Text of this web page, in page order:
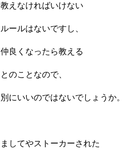
教えなければいけない
ルールはないですし、
仲良くなったら教える
とのことなので、
別にいいのではないでしょうか。
ましてやストーカーされた